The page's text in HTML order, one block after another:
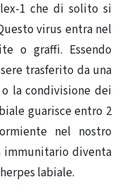
1 che di solito si
virus entra nel
o graffi. Essendo
trasferito da una
la condivisione dei
guarisce entro 2
nel nostro
immunitario diventa
labiale.